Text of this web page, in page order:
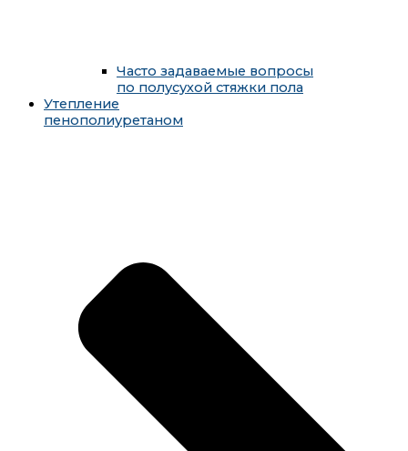
Часто задаваемые вопросы
по полусухой стяжки пола
Утепление
пенополиуретаном